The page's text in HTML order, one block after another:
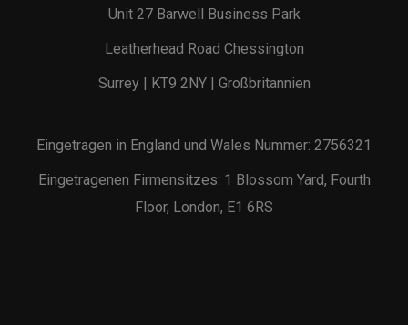
Unit 27 Barwell Business Park
Leatherhead Road Chessington
Surrey | KT9 2NY | Großbritannien
Eingetragen in England und Wales Nummer: 2756321
Eingetragenen Firmensitzes: 1 Blossom Yard, Fourth
Floor, London, E1 6RS